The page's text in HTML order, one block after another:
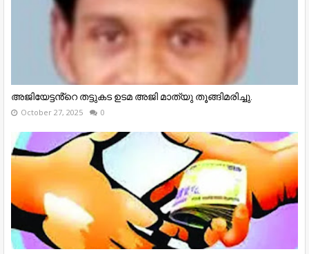
അജിയേട്ടൻ്റെ തട്ടുകട ഉടമ അജി മാത്യു തൂങ്ങിമരിച്ചു.
October 27, 2025 0